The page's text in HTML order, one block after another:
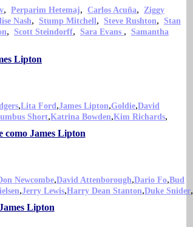
, Perparim Hetemaj, Carlos Acuña, Ziggy
Nash, Stump Mitchell, Steve Rushton, Stan
, Scott Steindorff, Sara Evans , Samantha
Lipton
,Lita Ford,James Lipton,Goldie,David
Short,Katrina Bowden,Kim Richards,
como James Lipton
Newcombe,David Attenborough,Dario Fo,Bud
,Jerry Lewis,Harry Dean Stanton,Duke Snider,
Lipton